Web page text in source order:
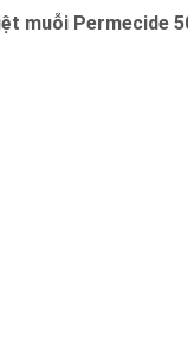
muỗi Permecide